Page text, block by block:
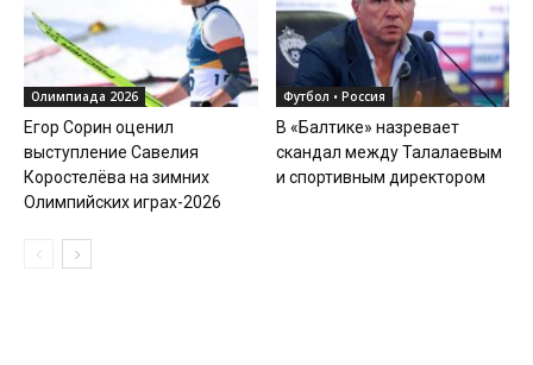
Олимпиада 2026
Егор Сорин оценил
выступление Савелия
Коростелёва на зимних
Олимпийских играх-2026
Футбол • Россия
В «Балтике» назревает
скандал между Талалаевым
и спортивным директором